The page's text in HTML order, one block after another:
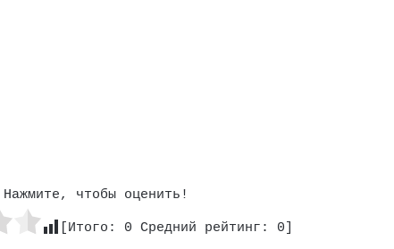
Нажмите, чтобы оценить!
[Итого: 0 Средний рейтинг: 0